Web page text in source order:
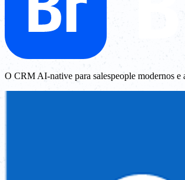
O CRM AI-native para salespeople modernos e